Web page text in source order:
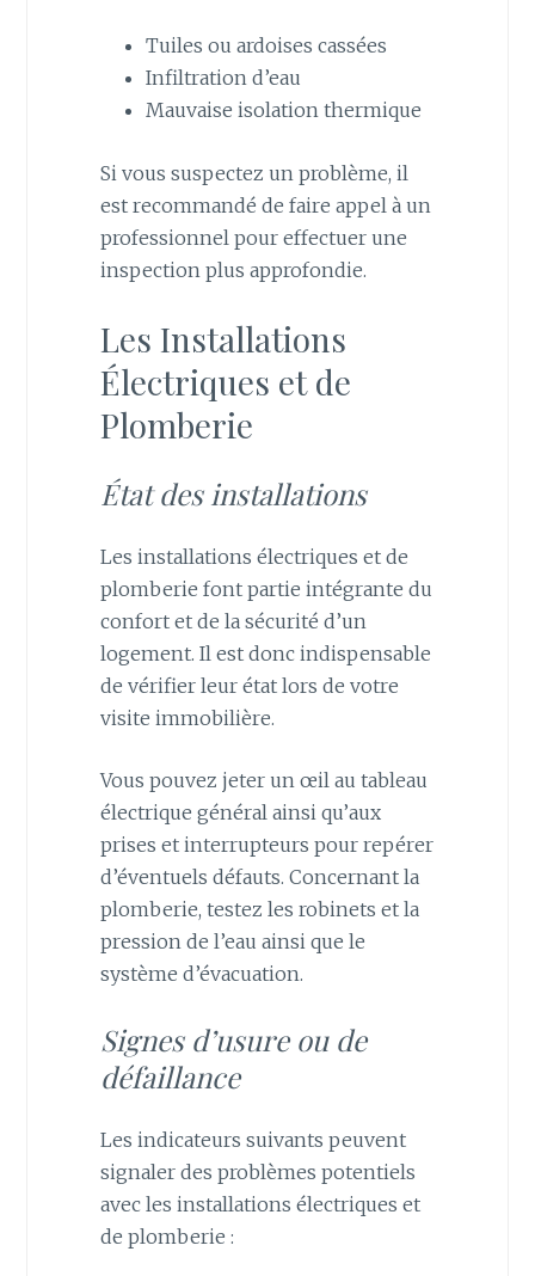
Tuiles ou ardoises cassées
Infiltration d’eau
Mauvaise isolation thermique
Si vous suspectez un problème, il
est recommandé de faire appel à un
professionnel pour effectuer une
inspection plus approfondie.
Les Installations
Électriques et de
Plomberie
État des installations
Les installations électriques et de
plomberie font partie intégrante du
confort et de la sécurité d’un
logement. Il est donc indispensable
de vérifier leur état lors de votre
visite immobilière.
Vous pouvez jeter un œil au tableau
électrique général ainsi qu’aux
prises et interrupteurs pour repérer
d’éventuels défauts. Concernant la
plomberie, testez les robinets et la
pression de l’eau ainsi que le
système d’évacuation.
Signes d’usure ou de
défaillance
Les indicateurs suivants peuvent
signaler des problèmes potentiels
avec les installations électriques et
de plomberie :